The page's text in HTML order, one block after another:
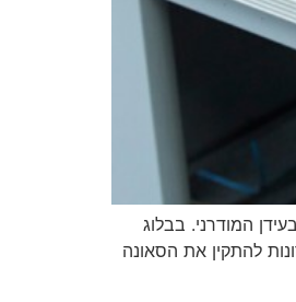
המודרני. בבלוג
להתקין את הסאונה